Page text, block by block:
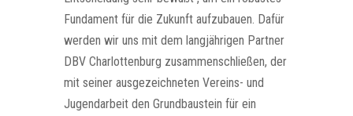
Fundament für die Zukunft aufzubauen. Dafür
werden wir uns mit dem langjährigen Partner
DBV Charlottenburg zusammenschließen, der
mit seiner ausgezeichneten Vereins- und
Jugendarbeit den Grundbaustein für ein